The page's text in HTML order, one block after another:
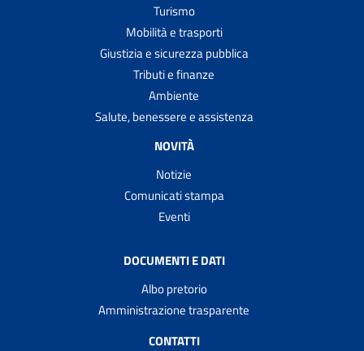
Turismo
Mobilità e trasporti
Giustizia e sicurezza pubblica
Tributi e finanze
Ambiente
Salute, benessere e assistenza
NOVITÀ
Notizie
Comunicati stampa
Eventi
DOCUMENTI E DATI
Albo pretorio
Amministrazione trasparente
CONTATTI